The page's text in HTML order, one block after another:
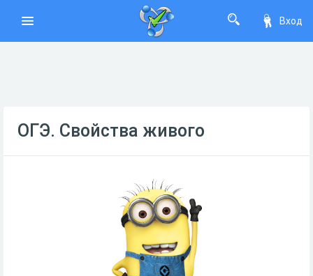
Вход
ОГЭ. Свойства живого